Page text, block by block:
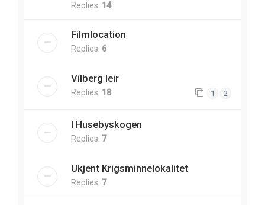
Replies: 14
Filmlocation
Replies: 6
Vilberg leir
Replies: 18 1 2
I Husebyskogen
Replies: 7
Ukjent Krigsminnelokalitet
Replies: 7